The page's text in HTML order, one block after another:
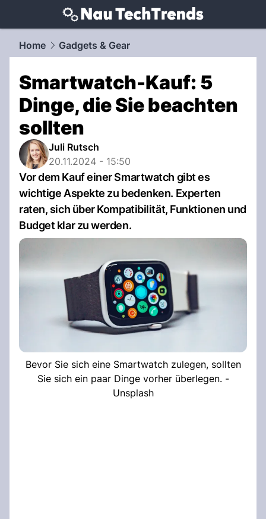
techtrends.NAU.ch
Home Gadgets & Gear
Smartwatch-Kauf: 5
Dinge, die Sie beachten
sollten
Juli Rutsch
20.11.2024 - 15:50
Vor dem Kauf einer Smartwatch gibt es
wichtige Aspekte zu bedenken. Experten
raten, sich über Kompatibilität, Funktionen und
Budget klar zu werden.
Bevor Sie sich eine Smartwatch zulegen, sollten
Sie sich ein paar Dinge vorher überlegen. -
Unsplash